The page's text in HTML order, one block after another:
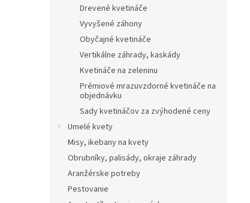
Drevené kvetináče
Vyvyšené záhony
Obyčajné kvetináče
Vertikálne záhrady, kaskády
Kvetináče na zeleninu
Prémiové mrazuvzdorné kvetináče na
objednávku
Sady kvetináčov za zvýhodené ceny
Umelé kvety
Misy, ikebany na kvety
Obrubníky, palisády, okraje záhrady
Aranžérske potreby
Pestovanie